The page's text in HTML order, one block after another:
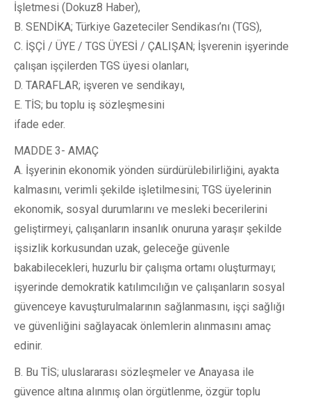
İşletmesi (Dokuz8 Haber),
B. SENDİKA; Türkiye Gazeteciler Sendikası’nı (TGS),
C. İŞÇİ / ÜYE / TGS ÜYESİ / ÇALIŞAN; İşverenin işyerinde
çalışan işçilerden TGS üyesi olanları,
D. TARAFLAR; işveren ve sendikayı,
E. TİS; bu toplu iş sözleşmesini
ifade eder.
MADDE 3- AMAÇ
A. İşyerinin ekonomik yönden sürdürülebilirliğini, ayakta
kalmasını, verimli şekilde işletilmesini; TGS üyelerinin
ekonomik, sosyal durumlarını ve mesleki becerilerini
geliştirmeyi, çalışanların insanlık onuruna yaraşır şekilde
işsizlik korkusundan uzak, geleceğe güvenle
bakabilecekleri, huzurlu bir çalışma ortamı oluşturmayı;
işyerinde demokratik katılımcılığın ve çalışanların sosyal
güvenceye kavuşturulmalarının sağlanmasını, işçi sağlığı
ve güvenliğini sağlayacak önlemlerin alınmasını amaç
edinir.
B. Bu TİS; uluslararası sözleşmeler ve Anayasa ile
güvence altına alınmış olan örgütlenme, özgür toplu